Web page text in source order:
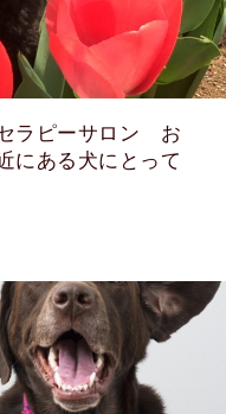
ラピーサロン お
にある犬にとって